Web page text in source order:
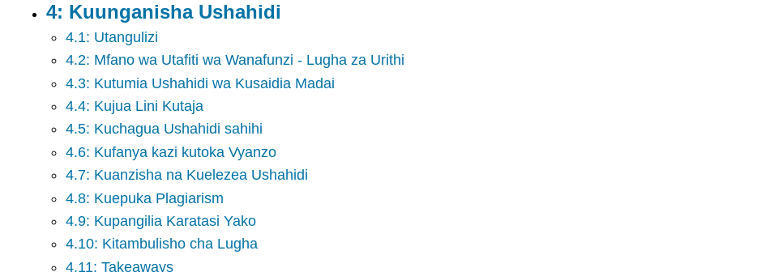
4: Kuunganisha Ushahidi
4.1: Utangulizi
4.2: Mfano wa Utafiti wa Wanafunzi - Lugha za Urithi
4.3: Kutumia Ushahidi wa Kusaidia Madai
4.4: Kujua Lini Kutaja
4.5: Kuchagua Ushahidi sahihi
4.6: Kufanya kazi kutoka Vyanzo
4.7: Kuanzisha na Kuelezea Ushahidi
4.8: Kuepuka Plagiarism
4.9: Kupangilia Karatasi Yako
4.10: Kitambulisho cha Lugha
4.11: Takeaways